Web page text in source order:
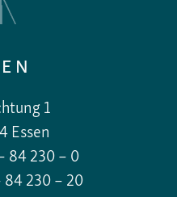
1
Essen
84 230 – 0
84 230 – 20